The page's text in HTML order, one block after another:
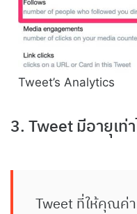
Tweet’s Analytics
3. Tweet มีอายุเท่า
Tweet ที่ให้คุณค่